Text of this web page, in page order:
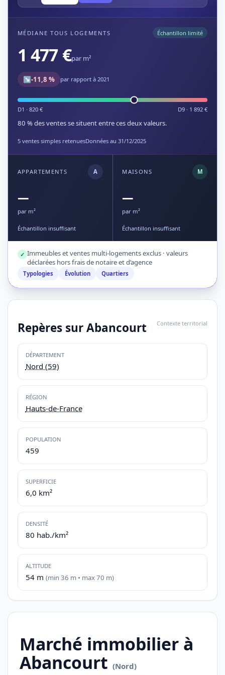
MÉDIANE TOUS LOGEMENTS Échantillon limité
1 477 €par m²
↘-11,8 % par rapport à 2021
D1 · 820 € D9 · 1 892 €
80 % des ventes se situent entre ces deux valeurs.
5 ventes simples retenuesDonnées au 31/12/2025
APPARTEMENTS A
—
par m²
Échantillon insuffisant
MAISONS M
—
par m²
Échantillon insuffisant
✓ Immeubles et ventes multi-logements exclus · valeurs
déclarées hors frais de notaire et d’agence
Typologies Évolution Quartiers
Repères sur Abancourt Contexte territorial
DÉPARTEMENT
Nord (59)
RÉGION
Hauts-de-France
POPULATION
459
SUPERFICIE
6,0 km²
DENSITÉ
80 hab./km²
ALTITUDE
54 m (min 36 m • max 70 m)
Marché immobilier à
Abancourt (Nord)